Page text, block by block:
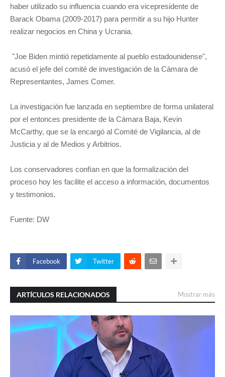
haber utilizado su influencia cuando era vicepresidente de
Barack Obama (2009-2017) para permitir a su hijo Hunter
realizar negocios en China y Ucrania.
"Joe Biden mintió repetidamente al pueblo estadounidense",
acusó el jefe del comité de investigación de la Cámara de
Representantes, James Comer.
La investigación fue lanzada en septiembre de forma unilateral
por el entonces presidente de la Cámara Baja, Kevin
McCarthy, que se la encargó al Comité de Vigilancia, al de
Justicia y al de Medios y Arbitrios.
Los conservadores confían en que la formalización del
proceso hoy les facilite el acceso a información, documentos
y testimonios.
Fuente: DW
Facebook Twitter
ARTÍCULOS RELACIONADOS Mostrar más